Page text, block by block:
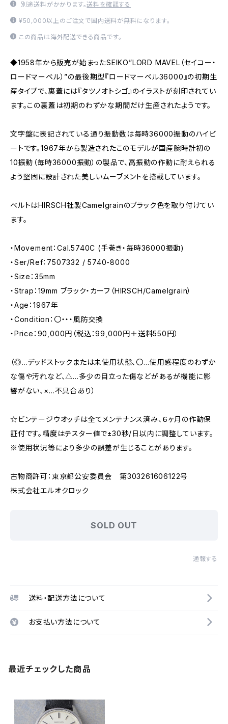
別途送料がかかります。送料を確認する
¥50,000以上のご注文で国内送料が無料になります。
この商品は海外配送できる商品です。
◆1958年から販売が始まったSEIKO”LORD MAVEL（セイコー・
ロードマーベル）”の最後期型『ロードマーベル36000』の初期生
産タイプで、裏蓋には『タツノオトシゴ』のイラストが刻印されてい
ます。この裏蓋は初期のわずかな期間だけ生産されたようです。
文字盤に表記されている通り振動数は毎時36000振動のハイビ
ートです。1967年から製造されたこのモデルが国産腕時計初の
10振動（毎時36000振動）の製品で、高振動の作動に耐えられる
よう堅固に設計された美しいムーブメントを搭載しています。
ベルトはHIRSCH社製Camelgrainのブラック色を取り付けてい
ます。
・Movement：Cal.5740C (手巻き・毎時36000振動)
・Ser/Ref：7507332 / 5740-8000
・Size：35mm
・Strap：19mm ブラック・カーフ（HIRSCH/Camelgrain）
・Age：1967年
・Condition：〇・・・風防交換
・Price：90,000円（税込：99,000円＋送料550円）
（◎…デッドストックまたは未使用状態、〇…使用感程度のわずか
な傷や汚れなど、△…多少の目立った傷などがあるが機能に影
響がない、×…不具合あり）
☆ビンテージウオッチは全てメンテナンス済み、６ヶ月の作動保
証付です。精度はテスター値で±30秒/日以内に調整しています。
※使用状況等により多少の誤差が生じることがあります。
古物商許可：東京都公安委員会 第303261606122号
株式会社エルオクロック
SOLD OUT
通報する
送料・配送方法について
お支払い方法について
最近チェックした商品